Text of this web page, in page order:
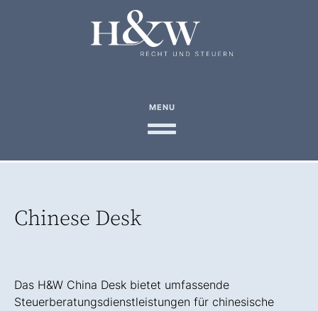
MENU
Chinese Desk
Das H&W China Desk bietet umfassende
Steuerberatungsdienstleistungen für chinesische